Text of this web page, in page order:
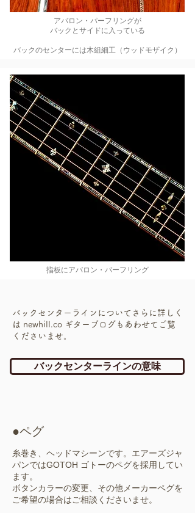
アバロン・パーフリングが
​バックとサイドに入っている
バックのセンターには木組細工（ウッドモザイク）
指板にアバロン・パーフリング
バックセンターラインについてさらに詳しく
は newhill.co ギターブログもあわせてご覧
くださいませ。
バックセンターラインの意味
●ペグ
糸巻き、ヘッドマシーンです。エアーズジャ
パンではGOTOH ゴトーのペグを採用してい
ます。
ボタンカラーの変更、その他メーカーペグを
ご希望の場合はご相談くださいませ。